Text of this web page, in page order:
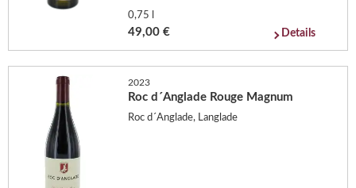
0,75 l
49,00 € Details
2023
Roc d´Anglade Rouge Magnum
Roc d´Anglade, Langlade